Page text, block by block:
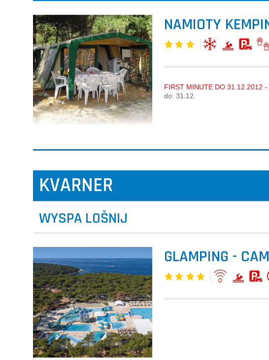
NAMIOTY
FIRST MINUTE DO 31.12.2012 -
do: 31.12.
KVARNER
WYSPA LOŠNIJ
GLAMPING -